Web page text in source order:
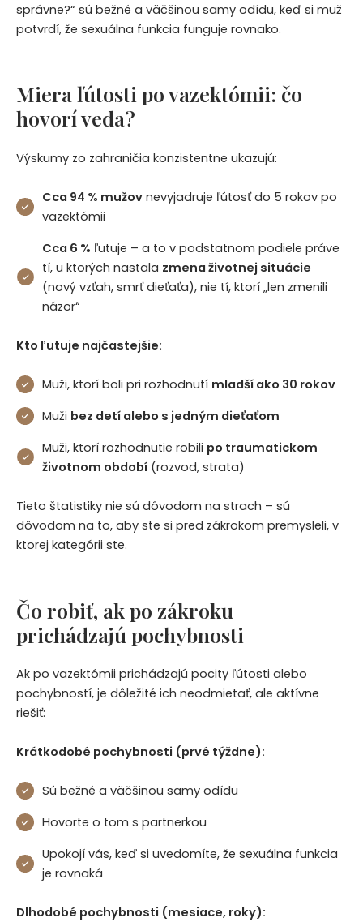
správne?“ sú bežné a väčšinou samy odídu, keď si muž
potvrdí, že sexuálna funkcia funguje rovnako.
Miera ľútosti po vazektómii: čo
hovorí veda?
Výskumy zo zahraničia konzistentne ukazujú:
Cca 94 % mužov nevyjadruje ľútosť do 5 rokov po
vazektómii
Cca 6 % ľutuje – a to v podstatnom podiele práve
tí, u ktorých nastala zmena životnej situácie
(nový vzťah, smrť dieťaťa), nie tí, ktorí „len zmenili
názor“
Kto ľutuje najčastejšie:
Muži, ktorí boli pri rozhodnutí mladší ako 30 rokov
Muži bez detí alebo s jedným dieťaťom
Muži, ktorí rozhodnutie robili po traumatickom
životnom období (rozvod, strata)
Tieto štatistiky nie sú dôvodom na strach – sú
dôvodom na to, aby ste si pred zákrokom premysleli, v
ktorej kategórii ste.
Čo robiť, ak po zákroku
prichádzajú pochybnosti
Ak po vazektómii prichádzajú pocity ľútosti alebo
pochybností, je dôležité ich neodmietať, ale aktívne
riešiť:
Krátkodobé pochybnosti (prvé týždne):
Sú bežné a väčšinou samy odídu
Hovorte o tom s partnerkou
Upokojí vás, keď si uvedomíte, že sexuálna funkcia
je rovnaká
Dlhodobé pochybnosti (mesiace, roky):